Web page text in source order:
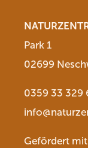
Park 1
02699
0359 33 329
Gefördert mit